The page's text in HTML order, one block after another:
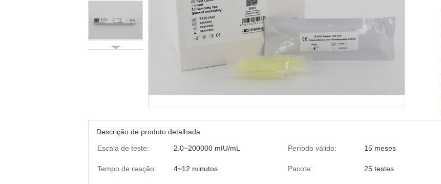
Descrição de produto detalhada
Escala de teste:
2.0~200000 mIU/mL Período válido: 15 meses
Tempo de reação: 4~12 minutos Pacote: 25 testes